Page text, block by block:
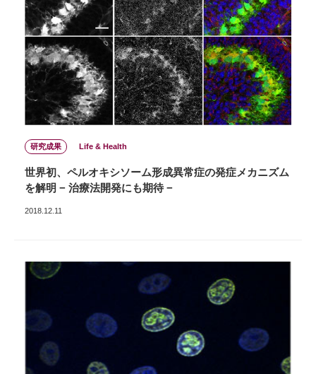
研究成果 Life & Health
世界初、ペルオキシソーム形成異常症の発症メカニズム
を解明 − 治療法開発にも期待 −
2018.12.11